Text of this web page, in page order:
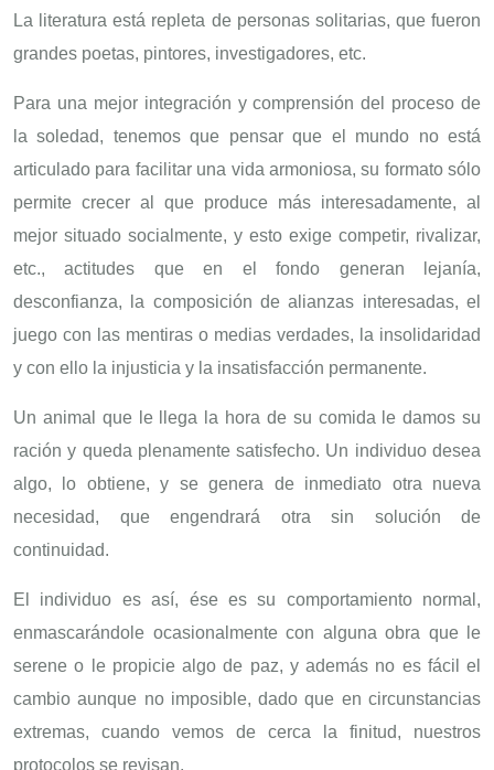
La literatura está repleta de personas solitarias, que fueron
grandes poetas, pintores, investigadores, etc.
Para una mejor integración y comprensión del proceso de
la soledad, tenemos que pensar que el mundo no está
articulado para facilitar una vida armoniosa, su formato sólo
permite crecer al que produce más interesadamente, al
mejor situado socialmente, y esto exige competir, rivalizar,
etc., actitudes que en el fondo generan lejanía,
desconfianza, la composición de alianzas interesadas, el
juego con las mentiras o medias verdades, la insolidaridad
y con ello la injusticia y la insatisfacción permanente.
Un animal que le llega la hora de su comida le damos su
ración y queda plenamente satisfecho. Un individuo desea
algo, lo obtiene, y se genera de inmediato otra nueva
necesidad, que engendrará otra sin solución de
continuidad.
El individuo es así, ése es su comportamiento normal,
enmascarándole ocasionalmente con alguna obra que le
serene o le propicie algo de paz, y además no es fácil el
cambio aunque no imposible, dado que en circunstancias
extremas, cuando vemos de cerca la finitud, nuestros
protocolos se revisan.